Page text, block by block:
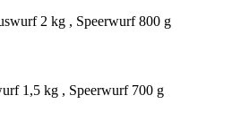
2 kg , Speerwurf 800 g
1,5 kg , Speerwurf 700 g